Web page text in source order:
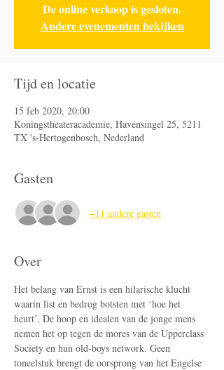
De online verkoop is gesloten.
Andere evenementen bekijken
Tijd en locatie
15 feb 2020, 20:00
Koningstheateracademie, Havensingel 25, 5211
TX 's-Hertogenbosch, Nederland
Gasten
+11 andere gasten
Over
Het belang van Ernst is een hilarische klucht
waarin list en bedrog botsten met ‘hoe het
heurt’. De hoop en idealen van de jonge mens
nemen het op tegen de mores van de Upperclass
Society en hun old-boys network. Geen
toneelstuk brengt de oorsprong van het Engelse